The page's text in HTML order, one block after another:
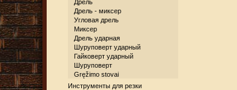
Дрель
Дрель - миксер
Угловая дрель
Миксер
Дрель ударная
Шуруповерт ударный
Гайковерт ударный
Шуруповерт
Gręžimo stovai
Инструменты для резки